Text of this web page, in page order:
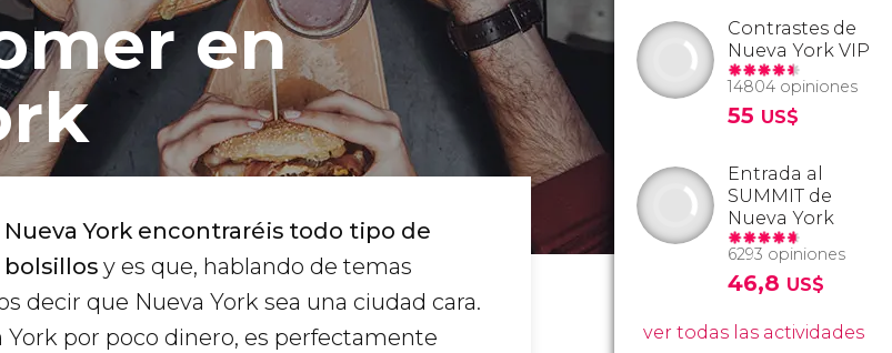
en
York encontraréis todo tipo de
bolsillos y es que, hablando de temas
decir que Nueva York sea una ciudad cara.
por poco dinero, es perfectamente
Contrastes de
Nueva York VIP
14804 opiniones
55 US$
Entrada al
SUMMIT de
Nueva York
6293 opiniones
46,8 US$
ver todas las actividades